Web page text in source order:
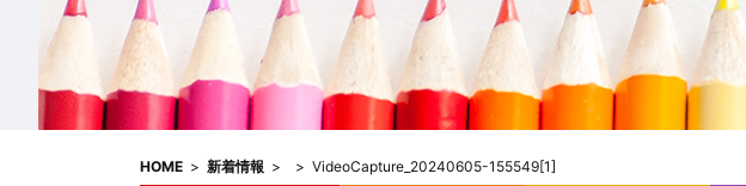
HOME > 新着情報 > > VideoCapture_20240605-155549[1]